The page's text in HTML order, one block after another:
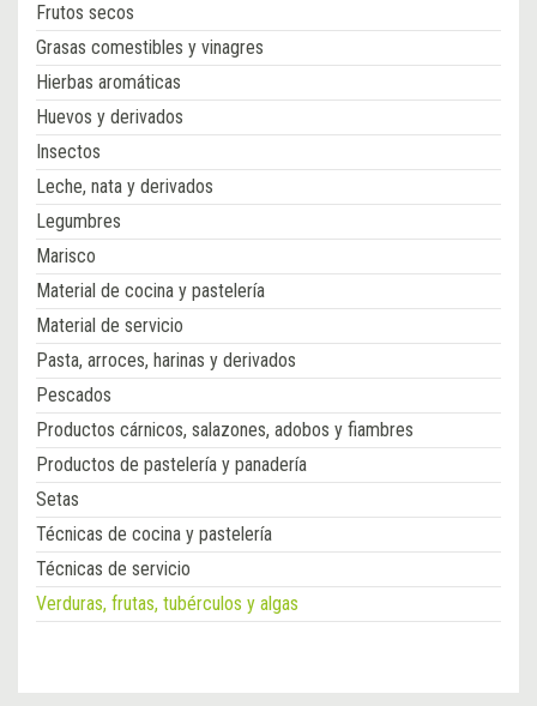
Frutos secos
Grasas comestibles y vinagres
Hierbas aromáticas
Huevos y derivados
Insectos
Leche, nata y derivados
Legumbres
Marisco
Material de cocina y pastelería
Material de servicio
Pasta, arroces, harinas y derivados
Pescados
Productos cárnicos, salazones, adobos y fiambres
Productos de pastelería y panadería
Setas
Técnicas de cocina y pastelería
Técnicas de servicio
Verduras, frutas, tubérculos y algas